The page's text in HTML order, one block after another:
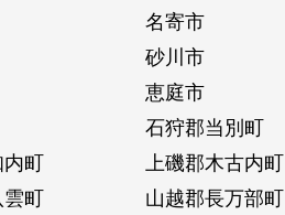
名寄市
砂川市
恵庭市
石狩郡当別町
内町
上磯郡木古内町
町
山越郡長万部町